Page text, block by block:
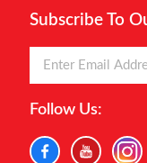
Subscribe To
Follow Us: